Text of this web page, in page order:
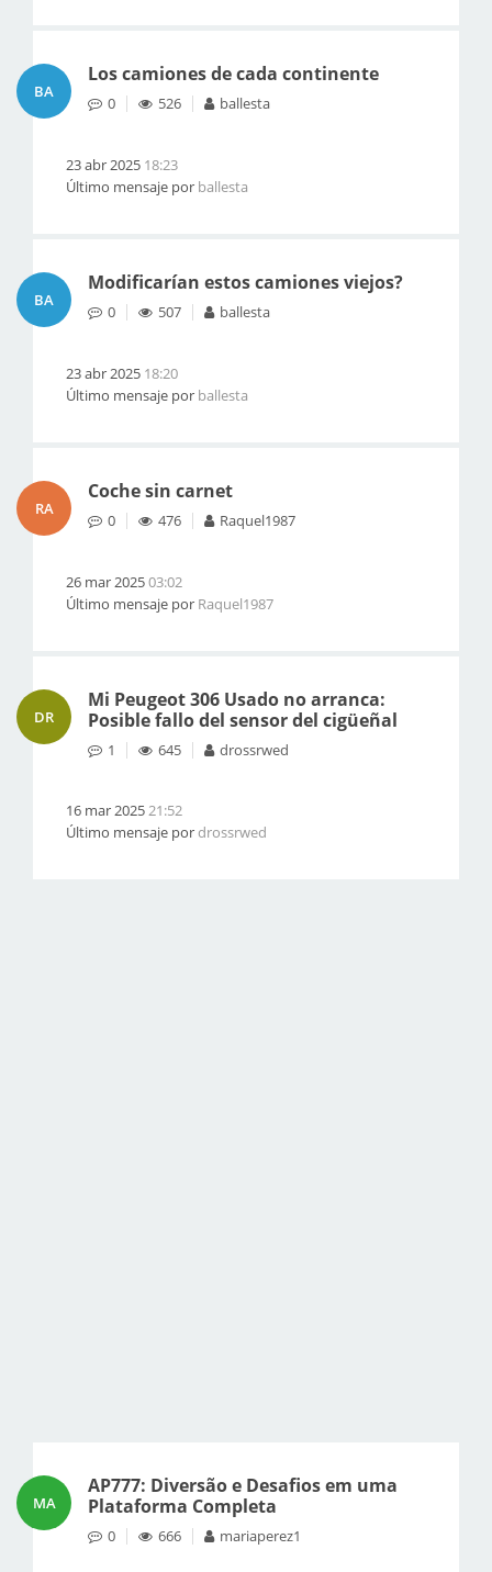
BA
Los camiones de cada continente
0 526 ballesta
23 abr 2025 18:23
Último mensaje por ballesta
BA
Modificarían estos camiones viejos?
0 507 ballesta
23 abr 2025 18:20
Último mensaje por ballesta
RA
Coche sin carnet
0 476 Raquel1987
26 mar 202503:02
Último mensaje por Raquel1987
DR
Mi Peugeot 306 Usado no arranca:
Posible fallo del sensor del cigüeñal
1 645 drossrwed
16 mar 202521:52
Último mensaje pordrossrwed
MA
AP777: Diversão e Desafios em uma
Plataforma Completa
0 666 mariaperez1